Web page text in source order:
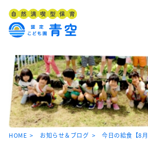
HOME お知らせ＆ブログ 今日の給食【8月